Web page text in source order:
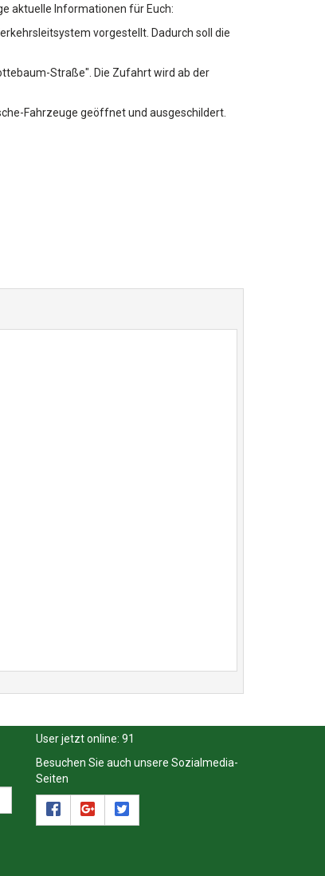
aktuelle Informationen für Euch:
vorgestellt. Dadurch soll die
Straße". Die Zufahrt wird ab der
Fahrzeuge geöffnet und ausgeschildert.
User jetzt online: 91
Besuchen Sie auch unsere Sozialmedia-
Seiten